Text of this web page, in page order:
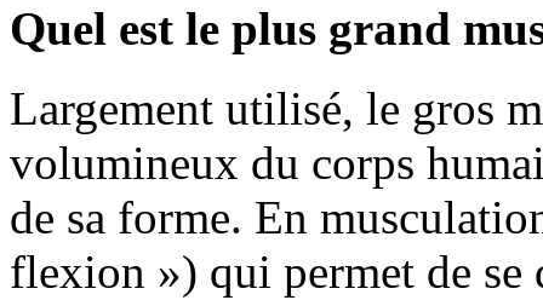
Quel est le plus grand
Largement utilisé, le gros
volumineux du corps
de sa forme. En
flexion ») qui permet de se